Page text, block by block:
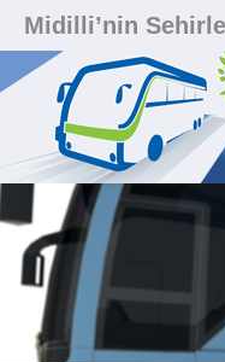
Midilli’nin